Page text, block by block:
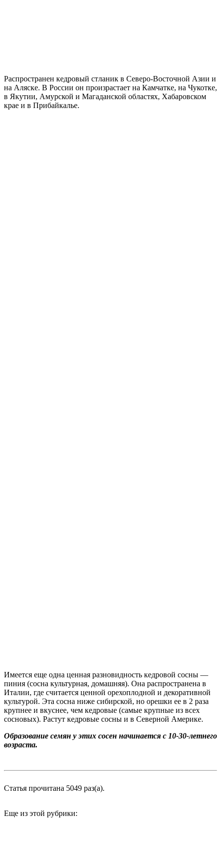
Распространен кедровый стланик в Северо-Восточной Азии и
на Аляске. В России он произрастает на Камчатке, на Чукотке,
в Якутии, Амурской и Магаданской областях, Хабаровском
крае и в Прибайкалье.
Имеется еще одна ценная разновидность кедровой сосны —
пиния (сосна культурная, домашняя). Она распространена в
Италии, где считается ценной орехоплодной и декоративной
культурой. Эта сосна ниже сибирской, но орешки ее в 2 раза
крупнее и вкуснее, чем кедровые (самые крупные из всех
сосновых). Растут кедровые сосны и в Северной Америке.
Образование семян у этих сосен начинается с 10-30-летнего
возраста.
Статья прочитана 5049 раз(a).
Еще из этой рубрики: